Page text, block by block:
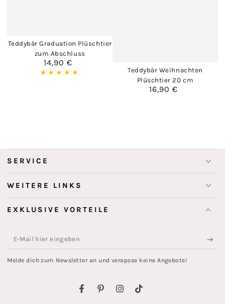
Teddybär Graduation Plüschtier
zum Abschluss
Regulärer
Preis
14,90 €
Teddybär Weihnachten
Plüschtier 20 cm
Regulärer
16,90 €
SERVICE
WEITERE LINKS
EXKLUSIVE VORTEILE
E-
Mail
Melde dich zum Newsletter an und verapsse keine Angebote!
FacebookPinterestInstagram
TikTok